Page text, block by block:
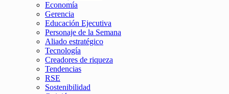
Economía
Gerencia
Educación Ejecutiva
Personaje de la Semana
Aliado estratégico
Tecnología
Creadores de riqueza
Tendencias
RSE
Sostenibilidad